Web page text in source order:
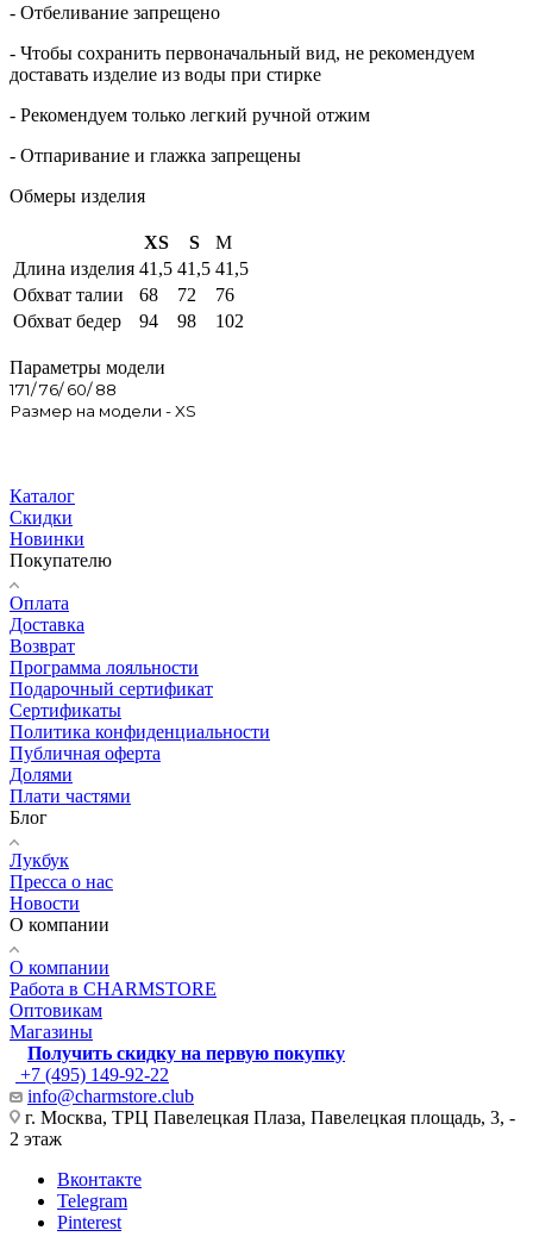
- Отбеливание запрещено
- Чтобы сохранить первоначальный вид, не рекомендуем
доставать изделие из воды при стирке
- Рекомендуем только легкий ручной отжим
- Отпаривание и глажка запрещены
Обмеры изделия
XS S
M
Длина изделия 41,5 41,5 41,5
Обхват талии
68 72
76
Обхват бедер
94 98 102
Параметры модели
171/ 76/ 60/ 88
Размер на модели - XS
Каталог
Скидки
Новинки
Покупателю
Оплата
Доставка
Возврат
Программа лояльности
Подарочный сертификат
Сертификаты
Политика конфиденциальности
Публичная оферта
Долями
Плати частями
Блог
Лукбук
Пресса о нас
Новости
О компании
О компании
Работа в CHARMSTORE
Оптовикам
Магазины
Получить скидку на первую покупку
+7 (495) 149-92-22
info@charmstore.club
г. Москва, ТРЦ Павелецкая Плаза, Павелецкая площадь, 3, -
2 этаж
Вконтакте
Telegram
Pinterest